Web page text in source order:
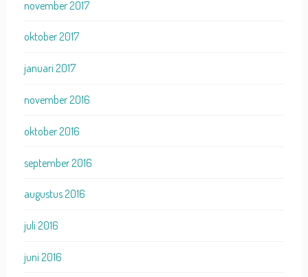
november 2017
oktober 2017
januari 2017
november 2016
oktober 2016
september 2016
augustus 2016
juli 2016
juni 2016